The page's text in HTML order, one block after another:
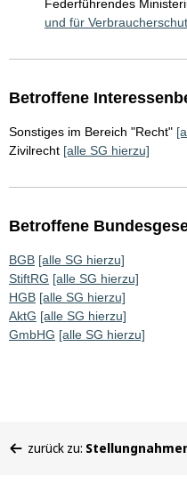
Federführendes
und für
Betroffene
Sonstiges im Bereich "Recht"
Zivilrecht [alle SG hierzu]
Betroffene
BGB [alle SG hierzu]
StiftRG [alle SG hierzu]
HGB [alle SG hierzu]
AktG [alle SG hierzu]
GmbHG [alle SG hierzu]
befinden
zurück zu: